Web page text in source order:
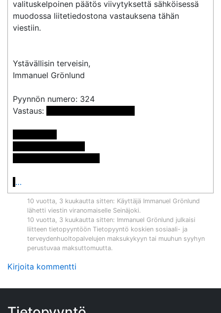
valituskelpoinen päätös viivytyksettä sähköisessä
muodossa liitetiedostona vastauksena tähän
viestiin.
Ystävällisin terveisin,
Immanuel Grönlund
Pyynnön numero: 324
Vastaus:
…
10 vuotta, 3 kuukautta sitten: Käyttäjä Immanuel Grönlund
lähetti viestin viranomaiselle Seinäjoki.
10 vuotta, 3 kuukautta sitten: Immanuel Grönlund julkaisi
liitteen tietopyyntöön Tietopyyntö koskien sosiaali- ja
terveydenhuoltopalvelujen maksukykyyn tai muuhun syyhyn
perustuvaa maksuttomuutta.
Kirjoita kommentti